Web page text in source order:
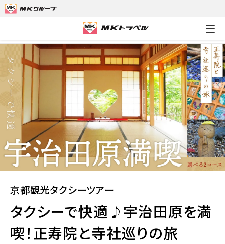
京都観光タクシーツアー タクシーで快適♪宇
京都観光タクシーツアー
タクシーで快適♪宇治田原を満
喫！正寿院と寺社巡りの旅